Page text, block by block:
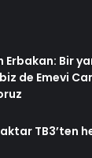
Erbakan: Bir
de Emevi
TB3’ten